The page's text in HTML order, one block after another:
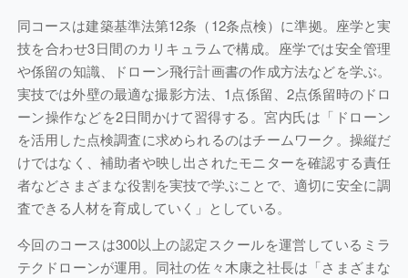
同コースは建築基準法第12条（12条点検）に準拠。座学と実
技を合わせ3日間のカリキュラムで構成。座学では安全管理
や係留の知識、ドローン飛行計画書の作成方法などを学ぶ。
実技では外壁の最適な撮影方法、1点係留、2点係留時のドロ
ーン操作などを2日間かけて習得する。宮内氏は「ドローン
を活用した点検調査に求められるのはチームワーク。操縦だ
けではなく、補助者や映し出されたモニターを確認する責任
者などさまざまな役割を実技で学ぶことで、適切に安全に調
査できる人材を育成していく」としている。
今回のコースは300以上の認定スクールを運営しているミラ
テクドローンが運用。同社の佐々木康之社長は「さまざまな